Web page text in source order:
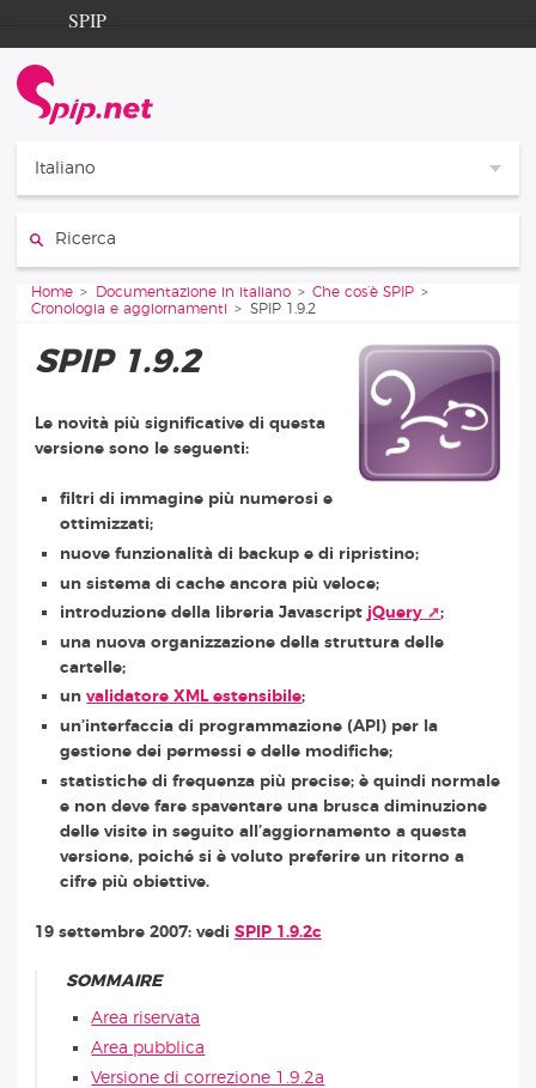
Aller au contenu
Aller à la navigation
SPIP
Documentation
Contribution
Italiano
Vous êtes ici :
Home Documentazione in italiano
Che cos’è SPIP
Cronologia e aggiornamenti
SPIP 1.9.2
SPIP 1.9.2
Le novità più significative di questa
versione sono le seguenti:
filtri di immagine più numerosi e
ottimizzati;
nuove funzionalità di backup e di ripristino;
un sistema di cache ancora più veloce;
introduzione della libreria Javascript jQuery
;
una nuova organizzazione della struttura delle
cartelle;
unvalidatore XML estensibile;
un’interfaccia di programmazione (API) per la
gestione dei permessi e delle modifiche;
statistiche di frequenza più precise; è quindi normale
e non deve fare spaventare una brusca diminuzione
delle visite in seguito all’aggiornamento a questa
versione, poiché si è voluto preferire un ritorno a
cifre più obiettive.
19 settembre 2007: vedi SPIP 1.9.2c
SOMMAIRE
Area riservata
Area pubblica
Versione di correzione 1.9.2a